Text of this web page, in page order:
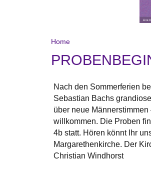
Home
Nach den Sommerferien
Sebastian Bachs
über neue
willkommen. Die Proben
4b statt. Hören könnt Ihr
Margarethenkirche. Der
Christian Windhorst